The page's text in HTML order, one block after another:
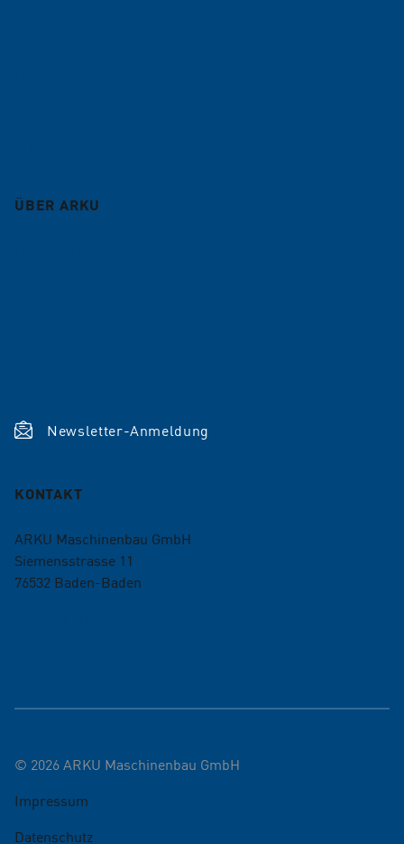
ÜBER ARKU
Newsletter-Anmeldung
KONTAKT
ARKU Maschinenbau GmbH
Siemensstrasse 11
76532 Baden-Baden
© 2026ARKU Maschinenbau GmbH
Impressum
Datenschutz